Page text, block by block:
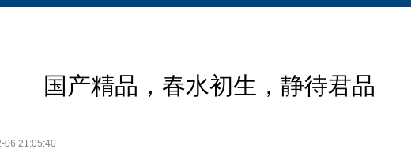
国产精品，春水初生，静待君品
06 21:05:40